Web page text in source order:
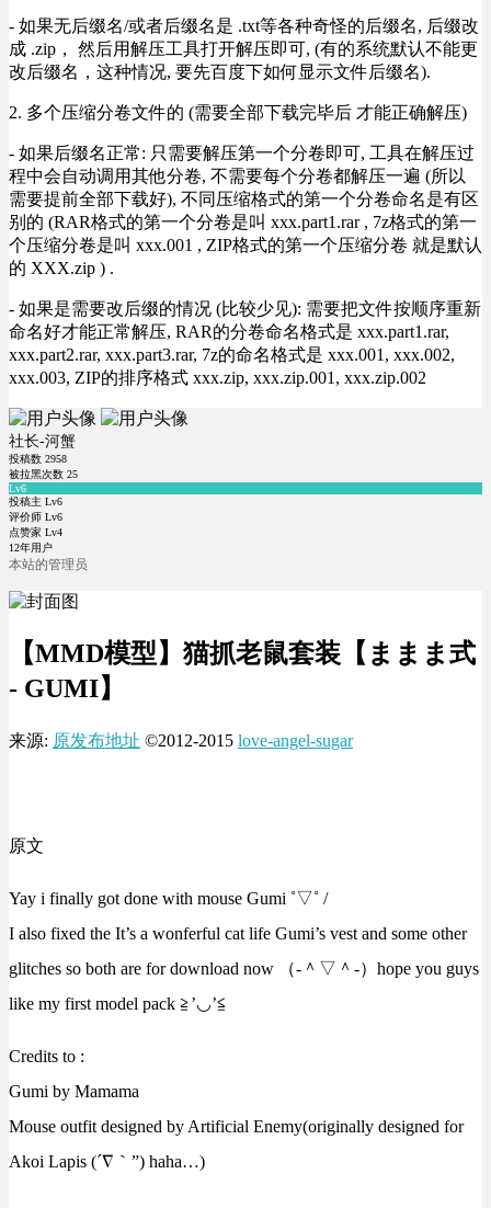
- 如果无后缀名/或者后缀名是 .txt等各种奇怪的后缀名, 后缀改
成 .zip， 然后用解压工具打开解压即可, (有的系统默认不能更
改后缀名，这种情况, 要先百度下如何显示文件后缀名).
2. 多个压缩分卷文件的 (需要全部下载完毕后 才能正确解压)
- 如果后缀名正常: 只需要解压第一个分卷即可, 工具在解压过
程中会自动调用其他分卷, 不需要每个分卷都解压一遍 (所以
需要提前全部下载好), 不同压缩格式的第一个分卷命名是有区
别的 (RAR格式的第一个分卷是叫 xxx.part1.rar , 7z格式的第一
个压缩分卷是叫 xxx.001 , ZIP格式的第一个压缩分卷 就是默认
的 XXX.zip ) .
- 如果是需要改后缀的情况 (比较少见): 需要把文件按顺序重新
命名好才能正常解压, RAR的分卷命名格式是 xxx.part1.rar,
xxx.part2.rar, xxx.part3.rar, 7z的命名格式是 xxx.001, xxx.002,
xxx.003, ZIP的排序格式 xxx.zip, xxx.zip.001, xxx.zip.002
社长-河蟹
投稿数 2958
被拉黑次数 25
Lv6
投稿主 Lv6
评价师 Lv6
点赞家 Lv4
12年用户
本站的管理员
【MMD模型】猫抓老鼠套装【ままま式
- GUMI】
来源: 原发布地址 ©2012-2015 love-angel-sugar
原文
Yay i finally got done with mouse Gumi ˚▽˚ /
I also fixed the It’s a wonferful cat life Gumi’s vest and some other
glitches so both are for download now （‐＾▽＾‐）hope you guys
like my first model pack ≧’◡’≦
Credits to :
Gumi by Mamama
Mouse outfit designed by Artificial Enemy(originally designed for
Akoi Lapis (´∇｀”) haha…)